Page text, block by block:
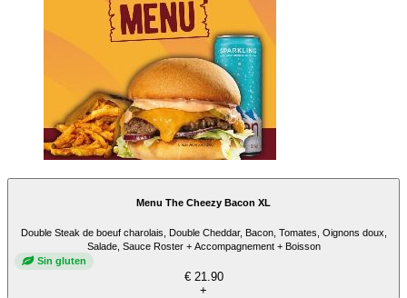
Menu The Cheezy Bacon XL
Double Steak de boeuf charolais, Double Cheddar, Bacon, Tomates, Oignons doux,
Salade, Sauce Roster + Accompagnement + Boisson
Sin gluten
€ 21.90
+